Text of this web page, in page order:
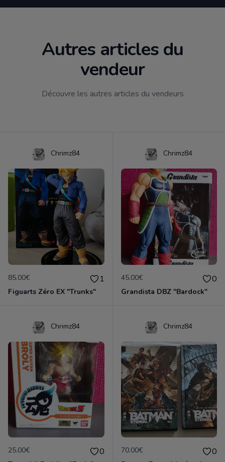
Autres articles du
vendeur
Découvre les autres articles du vendeurs
Chrimz84
85.00€ 1
Figuarts Zéro EX "Trunks"
Chrimz84
45.00€ 0
Grandista DBZ "Bardock"
Chrimz84
25.00€ 0
Chrimz84
70.00€ 0